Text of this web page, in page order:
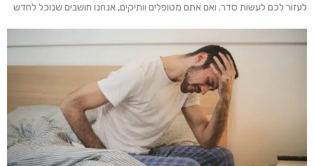
לעזור לכם לעשות סדר. ואם אתם מטופלים וותיקים, אנחנו חושבים שנוכל לחדש